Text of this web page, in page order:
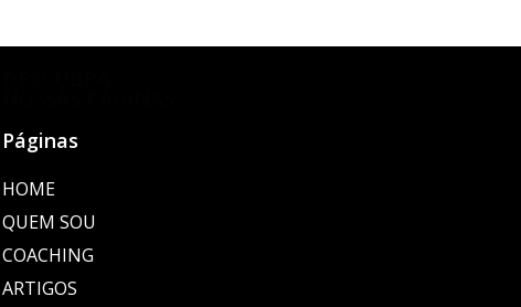
Páginas
HOME
QUEM SOU
COACHING
ARTIGOS